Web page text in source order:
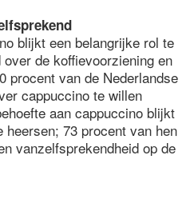
blijkt een belangrijke rol te
de koffievoorziening en
procent van de Nederlandse
cappuccino te willen
aan cappuccino blijkt
73 procent van hen
vanzelfsprekendheid op de